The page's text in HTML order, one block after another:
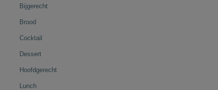
Bijgerecht
Brood
Cocktail
Dessert
Hoofdgerecht
Lunch